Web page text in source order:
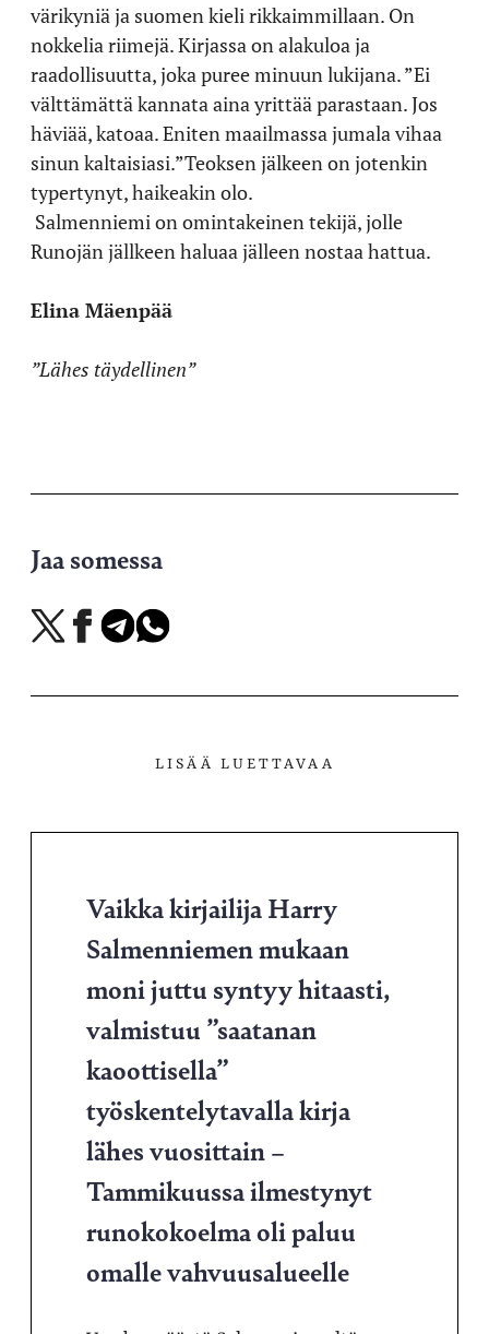
värikyniä ja suomen kieli rikkaimmillaan. On
nokkelia riimejä. Kirjassa on alakuloa ja
raadollisuutta, joka puree minuun lukijana. ”Ei
välttämättä kannata aina yrittää parastaan. Jos
häviää, katoaa. Eniten maailmassa jumala vihaa
sinun kaltaisiasi.”Teoksen jälkeen on jotenkin
typertynyt, haikeakin olo.
Salmenniemi on omintakeinen tekijä, jolle
Runojän jällkeen haluaa jälleen nostaa hattua.
Elina Mäenpää
”Lähes täydellinen”
Jaa somessa
Jaa
X-
Jaa
Facebookissa
Jaa
Telegramissa
Jaa
WhatsAppissa
LISÄÄ LUETTAVAA
Vaikka kirjailija Harry
Salmenniemen mukaan
moni juttu syntyy hitaasti,
valmistuu ”saatanan
kaoottisella”
työskentelytavalla kirja
lähes vuosittain –
Tammikuussa ilmestynyt
runokokoelma oli paluu
omalle vahvuusalueelle